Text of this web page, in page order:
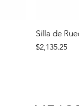
Silla de
Precio
$2,135.25